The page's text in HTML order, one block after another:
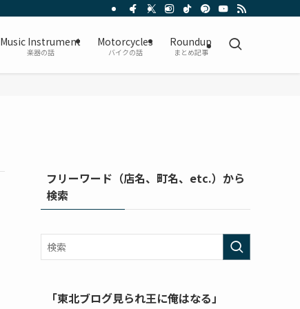
Music Instrument
楽器の話
Motorcycles
バイクの話
Roundup
まとめ記事
フリーワード（店名、町名、etc.）から
検索
「東北ブログ見られ王に俺はなる」